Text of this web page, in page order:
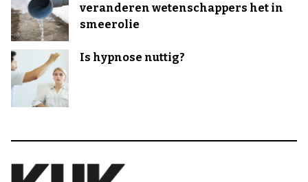
veranderen wetenschappers het in
smeerolie
Is hypnose nuttig?